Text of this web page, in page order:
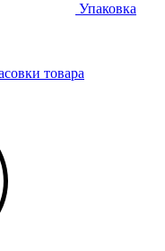
Упаковка
товара